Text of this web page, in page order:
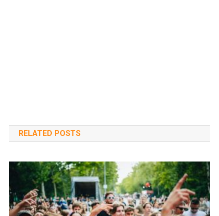
RELATED POSTS